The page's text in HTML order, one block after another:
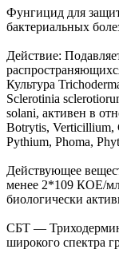
Фунгицид для
бактериальных
Действие:
Культура
Sclerotinia
solani, активен в
Botrytis, Verticillium,
Pythium, Phoma,
Действующее
менее 2*109 КОЕ/
биологически
СБТ —
широкого спектра